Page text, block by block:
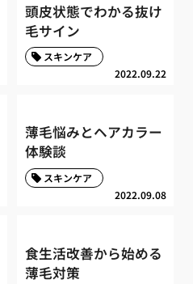
頭皮状態でわかる抜け
毛サイン
2022.09.22
スキンケア
薄毛悩みとヘアカラー
体験談
2022.09.08
スキンケア
食生活改善から始める
薄毛対策